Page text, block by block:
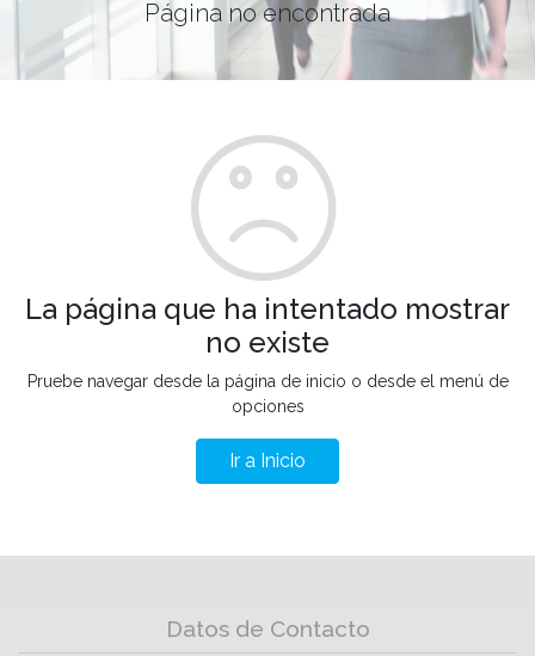
Página no encontrada
La página que ha intentado mostrar
no existe
Pruebe navegar desde la página de inicio o desde el menú de
opciones
Ir a Inicio
Datos de Contacto